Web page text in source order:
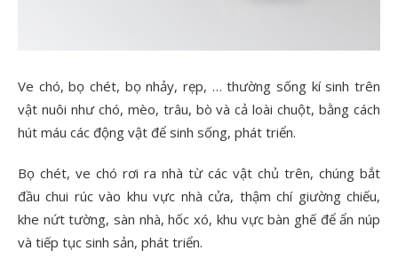
Ve chó, bọ chét, bọ nhảy, rẹp, … thường sống kí sinh trên
vật nuôi như chó, mèo, trâu, bò và cả loài chuột, bằng cách
hút máu các động vật để sinh sống, phát triển.
Bọ chét, ve chó rơi ra nhà từ các vật chủ trên, chúng bắt
đầu chui rúc vào khu vực nhà cửa, thậm chí giường chiếu,
khe nứt tường, sàn nhà, hốc xó, khu vực bàn ghế để ẩn núp
và tiếp tục sinh sản, phát triển.